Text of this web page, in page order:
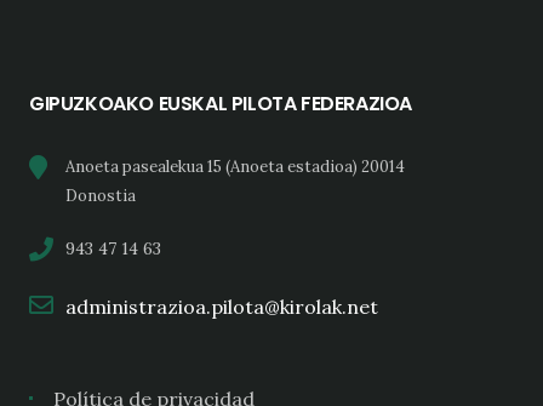
GIPUZKOAKO EUSKAL PILOTA FEDERAZIOA
Anoeta pasealekua 15 (Anoeta estadioa) 20014
Donostia
943 47 14 63
administrazioa.pilota@kirolak.net
Política de privacidad